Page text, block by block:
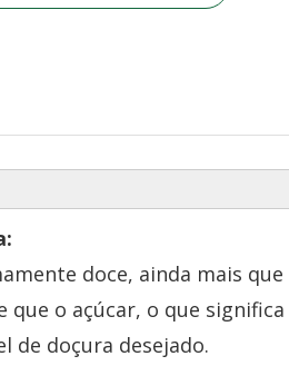
doce, ainda mais que
que o açúcar, o que
de doçura desejado.